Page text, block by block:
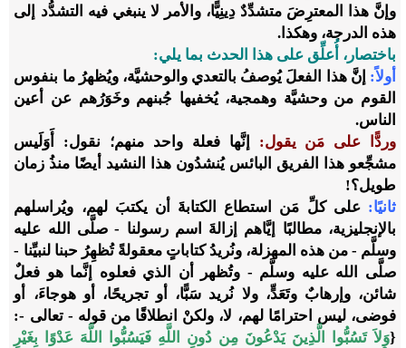
وإنَّ هذا المعترِضَ متشدِّدٌ دِينِيًّا، والأمر لا ينبغي فيه التشدُّد إلى
هذه الدرجة، وهكذا.
باختصار، أُعلِّق على هذا الحدث بما يلي:
أولاً: إنَّ هذا الفعلَ يُوصفُ بالتعدي والوحشيَّة، ويُظهرُ ما بنفوس
القوم من وحشيَّة وهمجية، يُخفيها جُبنهم وخَوَرُهم عن أعين
الناس.
وردًّا على مَن يقول: إنَّها فعلة واحد منهم؛ نقول: أَوَلَيس
مشجِّعو هذا الفريق البائس يُنشدُون هذا النشيد أيضًا منذُ زمان
طويل؟!
ثانيًا: على كلِّ مَن استطاع الكتابةَ أن يكتبَ لهم، ويُراسلهم
بالإنجليزية، مطالبًا إيَّاهم إزالةَ اسم رسولنا - صلَّى الله عليه
وسلَّم - من هذه المهزلة، ونُريدُ كتاباتٍ معقولةً تُظهِرُ حبنا لنبيِّنا -
صلَّى الله عليه وسلَّم - وتُظهر أن الذي فعلوه إنَّما هو فعلٌ
شائن، وإرهابٌ وتَعَدٍّ، ولا نُريد سَبًّا، أو تجريحًا، أو هوجاءَ، أو
فوضى، ليس احترامًا لهم، لا، ولكنْ انطلاقًا من قوله - تعالى -:
{وَلاَ تَسُبُّوا الَّذِينَ يَدْعُونَ مِن دُونِ اللَّهِ فَيَسُبُّوا اللَّهَ عَدْوًا بِغَيْرِ